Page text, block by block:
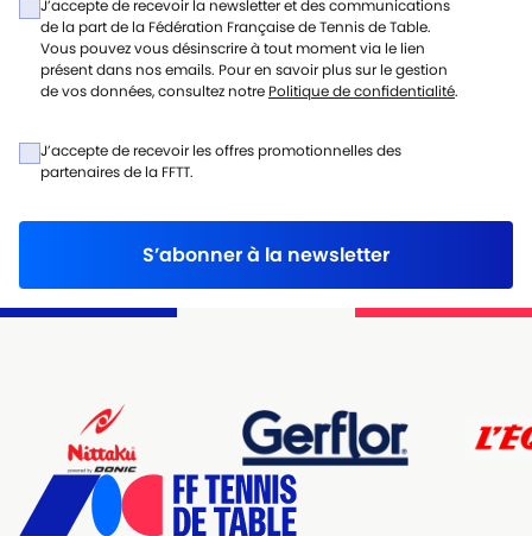
J’accepte de recevoir la newsletter et des communications
de la part de la Fédération Française de Tennis de Table.
Vous pouvez vous désinscrire à tout moment via le lien
présent dans nos emails. Pour en savoir plus sur le gestion
de vos données, consultez notre Politique de confidentialité.
J’accepte de recevoir les offres promotionnelles des
partenaires de la FFTT.
S’abonner à la newsletter